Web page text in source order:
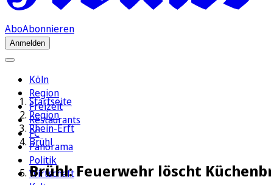
AboAbonnieren
Anmelden
Köln
Region
Freizeit
Restaurants
FC
Panorama
Politik
Wirtschaft
Startseite
Region
Rhein-Erft
Brühl
Brühl: Feuerwehr löscht